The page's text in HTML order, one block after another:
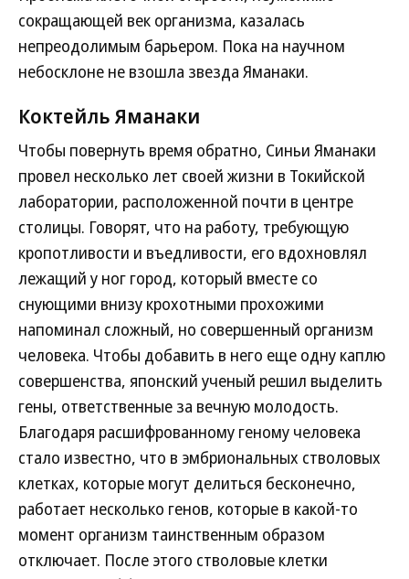
сокращающей век организма, казалась
непреодолимым барьером. Пока на научном
небосклоне не взошла звезда Яманаки.
Коктейль Яманаки
Чтобы повернуть время обратно, Синьи Яманаки
провел несколько лет своей жизни в Токийской
лаборатории, расположенной почти в центре
столицы. Говорят, что на работу, требующую
кропотливости и въедливости, его вдохновлял
лежащий у ног город, который вместе со
снующими внизу крохотными прохожими
напоминал сложный, но совершенный организм
человека. Чтобы добавить в него еще одну каплю
совершенства, японский ученый решил выделить
гены, ответственные за вечную молодость.
Благодаря расшифрованному геному человека
стало известно, что в эмбриональных стволовых
клетках, которые могут делиться бесконечно,
работает несколько генов, которые в какой-то
момент организм таинственным образом
отключает. После этого стволовые клетки